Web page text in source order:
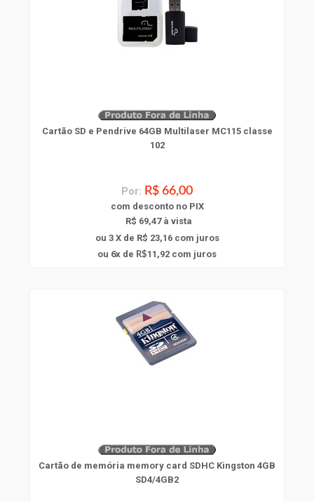
Cartão SD e Pendrive 64GB Multilaser MC115 classe
102
Por: R$ 66,00
com desconto no PIX
R$ 69,47 à vista
ou 3 X de R$ 23,16com juros
ou 6x de R$11,92 com juros
Cartão de memória memory card SDHC Kingston 4GB
SD4/4GB2